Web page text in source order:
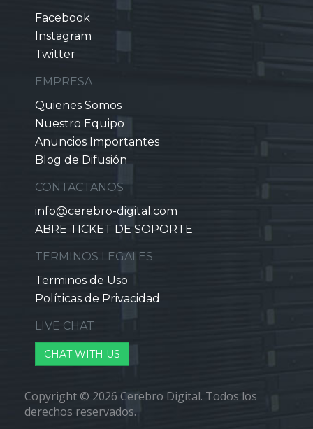
Facebook
Instagram
Twitter
EMPRESA
Quienes Somos
Nuestro Equipo
Anuncios Importantes
Blog de Difusión
CONTACTANOS
info@cerebro-digital.com
ABRE TICKET DE SOPORTE
TERMINOS LEGALES
Terminos de Uso
Políticas de Privacidad
LIVE CHAT
CHAT WITH US
Copyright © 2026 Cerebro Digital. Todos los
derechos reservados.